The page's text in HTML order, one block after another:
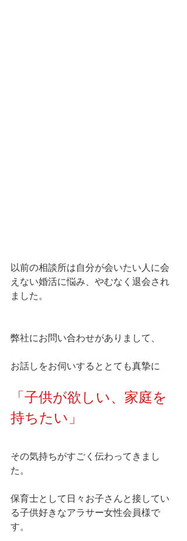
以前の相談所は自分が会いたい人に会
えない婚活に悩み、やむなく退会され
ました。
弊社にお問い合わせがありまして、
お話しをお伺いするととても真摯に
「子供が欲しい、家庭を
持ちたい」
その気持ちがすごく伝わってきまし
た。
保育士として日々お子さんと接してい
る子供好きなアラサー女性会員様で
す。